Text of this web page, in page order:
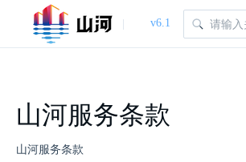
| v6.1
山河服务条款
山河服务条款